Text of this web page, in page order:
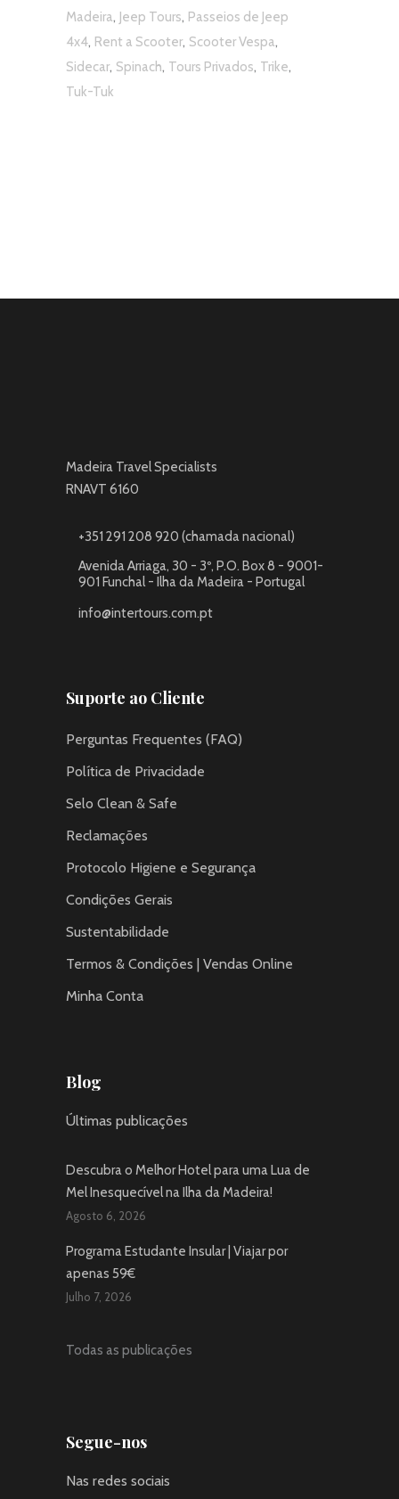
Madeira, Jeep Tours, Passeios de Jeep
4x4, Rent a Scooter, Scooter Vespa,
Sidecar, Spinach, Tours Privados, Trike,
Tuk-Tuk
Madeira Travel Specialists
RNAVT 6160
+351 291 208 920 (chamada nacional)
Avenida Arriaga, 30 - 3º, P.O. Box 8 - 9001-
901 Funchal - Ilha da Madeira - Portugal
info@intertours.com.pt
Suporte ao Cliente
Perguntas Frequentes (FAQ)
Política de Privacidade
Selo Clean & Safe
Reclamações
Protocolo Higiene e Segurança
Condições Gerais
Sustentabilidade
Termos & Condições | Vendas Online
Minha Conta
Blog
Últimas publicações
Descubra o Melhor Hotel para uma Lua de
Mel Inesquecível na Ilha da Madeira!
Agosto 6, 2026
Programa Estudante Insular | Viajar por
apenas 59€
Julho 7, 2026
Todas as publicações
Segue-nos
Nas redes sociais